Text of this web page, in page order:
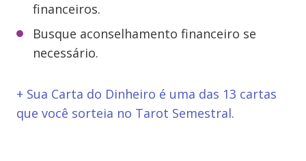
financeiros.
Busque aconselhamento financeiro se
necessário.
+ Sua Carta do Dinheiro é uma das 13 cartas
que você sorteia no Tarot Semestral.